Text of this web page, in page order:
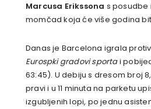
Marcusa Erikssona s posudbe
momčad koja će više godina
Danas je Barcelona igrala
Eurospki gradovi sportai
63:45). U debiju s dresom broj
pravi i u 11 minuta na parketu
izgubljenih lopi, po jednu